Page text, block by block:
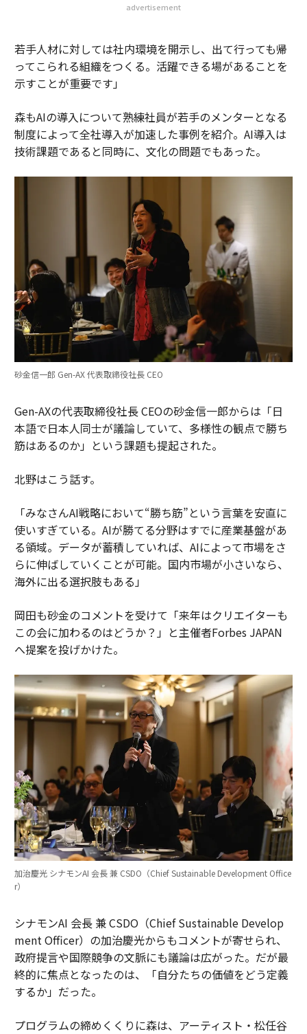
advertisement
若手人材に対しては社内環境を開示し、出て行っても帰
ってこられる組織をつくる。活躍できる場があることを
示すことが重要です」
森もAIの導入について熟練社員が若手のメンターとなる
制度によって全社導入が加速した事例を紹介。AI導入は
技術課題であると同時に、文化の問題でもあった。
砂金信一郎 Gen-AX 代表取締役社長 CEO
Gen-AXの代表取締役社長 CEOの砂金信一郎からは「日
本語で日本人同士が議論していて、多様性の観点で勝ち
筋はあるのか」という課題も提起された。
北野はこう話す。
「みなさんAI戦略において“勝ち筋”という言葉を安直に
使いすぎている。AIが勝てる分野はすでに産業基盤があ
る領域。データが蓄積していれば、AIによって市場をさ
らに伸ばしていくことが可能。国内市場が小さいなら、
海外に出る選択肢もある」
岡田も砂金のコメントを受けて「来年はクリエイターも
この会に加わるのはどうか？」と主催者Forbes JAPAN
へ提案を投げかけた。
加治慶光 シナモンAI 会長 兼 CSDO（Chief Sustainable Development Office
r）
シナモンAI 会長 兼 CSDO（Chief Sustainable Develop
ment Officer）の加治慶光からもコメントが寄せられ、
政府提言や国際競争の文脈にも議論は広がった。だが最
終的に焦点となったのは、「自分たちの価値をどう定義
するか」だった。
プログラムの締めくくりに森は、アーティスト・松任谷